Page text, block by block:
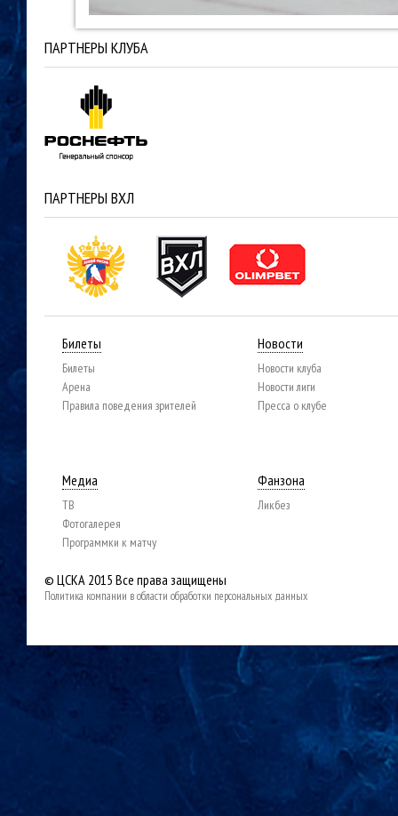
ПАРТНЕРЫ КЛУБА
ПАРТНЕРЫ ВХЛ
Билеты
Билеты
Арена
Правила поведения зрителей
Новости
Новости клуба
Новости лиги
Пресса о клубе
Медиа
ТВ
Фотогалерея
Программки к матчу
Фанзона
Ликбез
© ЦСКА 2015 Все права защищены
Политика компании в области обработки персональных данных